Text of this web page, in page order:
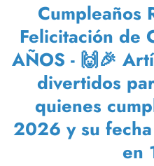
Cumpleaños
Felicitación de
AÑOS - 🙌🎉
divertidos
quienes
2026 y su
en